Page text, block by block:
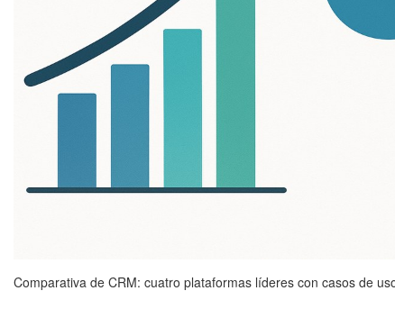
Comparativa de CRM: cuatro plataformas líderes con casos de